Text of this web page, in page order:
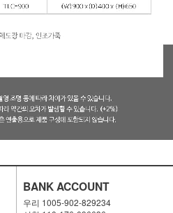
BANK ACCOUNT
우리 1005-902-829234